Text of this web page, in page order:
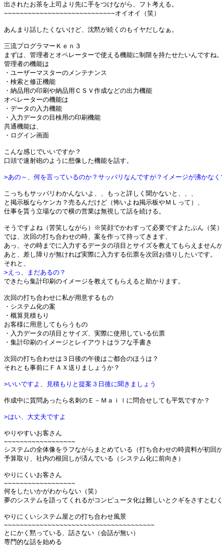
出されたお茶を上司より先に手をつけながら、フト考える。
~~~~~~~~~~~~~~~~~~~~~~~~~~~~オイオイ（笑）
あんまり話したくないけど、沈黙が続くのもイヤだしなぁ。
三流プログラマーＫｅｎ３
まずは、管理者とオペレーターで使える機能に制限を持たせたいんですね
管理者の機能は
・ユーザーマスターのメンテナンス
・検索と修正機能
・納品用の印刷や納品用ＣＳＶ作成などの出力機能
オペレーターの機能は
・データの入力機能
・入力データの目検用の印刷機能
共通機能は、
・ログイン画面
こんな感じでいいですか？
口頭で速射砲のように想像した機能を話す。
>あの～、何を言っているのか？サッパリなんですが？イメージが沸かなく
こっちもサッパリわかんないよ、、もっと詳しく聞かないと、、、
と掲示板ならケンカ？売るんだけど（怖いよね掲示板やＭＬって）、
仕事を貰う立場なので横の営業は無視して話を続ける。
そうですよね（苦笑しながら）※笑顔でかわすって必要ですよたぶん（笑
では、次回の打ち合わせの時、案を作って持ってきます、
あっ、その時までに入力するデータの項目とサイズを教えてもらえません
あと、差し障りが無ければ実際に入力する伝票を次回お借りしたいです。
>えっ、まだあるの？
できたら集計印刷のイメージを教えてもらえると助かります。
次回の打ち合わせに私が用意するもの
・システム化の案
・概算見積もり
お客様に用意してもらうもの
・入力データの項目とサイズ、実際に使用している伝票
・集計印刷のイメージとレイアウトはラフな手書き
次回の打ち合わせは３日後の午後はご都合のほうは？
それとも事前にＦＡＸ送りましょうか？
>いいですよ、見積もりと提案３日後に聞きましょう
作成中に質問あったら名刺のＥ－Ｍａｉｌに問合せしても平気ですか？
>はい、大丈夫ですよ
やりやすいお客さん
~~~~~~~~~~~~~~~~~~
システムの全体像をラフながらまとめている（打ち合わせの時資料が初回
予算取り、社内の根回しが済んでいる（システム化に前向き）
やりにくいお客さん
~~~~~~~~~~~~~~~~~~
何をしたいかがわからない（笑）
夢のシステムを語ってくれるがコンピュータ化は難しいとクギをさすとむ
やりにくいシステム屋との打ち合わせ風景
~~~~~~~~~~~~~~~~~~~~~~~~~~~~~~~~~~~~~~
とにかく黙っている、話さない（会話が無い）
専門的な話を始める